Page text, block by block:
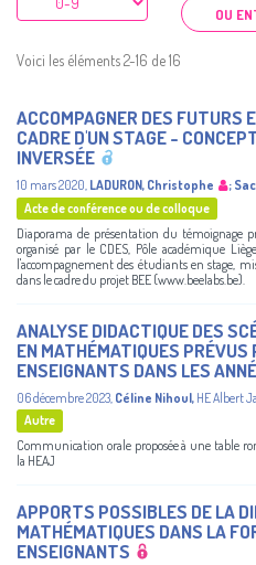
Voici les éléments 2-16 de 16
ACCOMPAGNER DES FUTURS
CADRE D'UN STAGE -
INVERSÉE
10 mars 2020, LADURON, Christophe ;
Acte de conférence ou de colloque
Diaporama de présentation du témoignage
organisé par le CDES, Pôle académique
l'accompagnement des étudiants en stage,
dans le cadre du projet BEE (www.beelabs.be).
ANALYSE DIDACTIQUE DES
EN MATHÉMATIQUES PRÉVUS
ENSEIGNANTS DANS LES
06 décembre 2023, Céline Nihoul, HE Albert
Autre
Communication orale proposée à une table
la HEAJ
APPORTS POSSIBLES DE LA
MATHÉMATIQUES DANS LA
ENSEIGNANTS